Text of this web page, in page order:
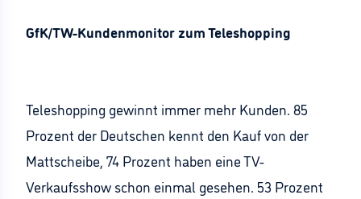
GfK/TW-Kundenmonitor zum Teleshopping
Teleshopping gewinnt immer mehr Kunden. 85
Prozent der Deutschen kennt den Kauf von der
Mattscheibe, 74 Prozent haben eine TV-
Verkaufsshow schon einmal gesehen. 53 Prozent